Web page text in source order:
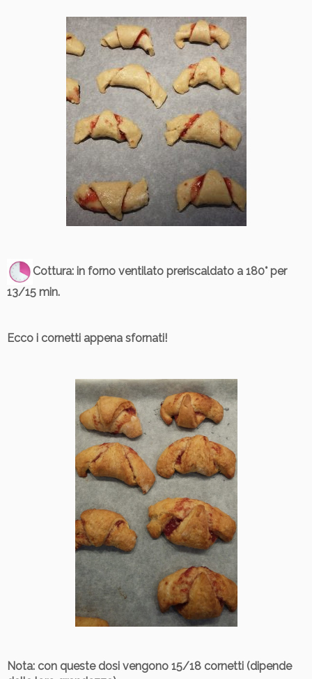
Cottura: in forno ventilato preriscaldato a 180° per
13/15 min.
Ecco i cornetti appena sfornati!
Nota: con queste dosi vengono 15/18 cornetti (dipende